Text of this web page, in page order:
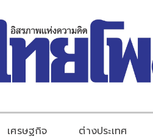
เศรษฐกิจ ต่างประเทศ